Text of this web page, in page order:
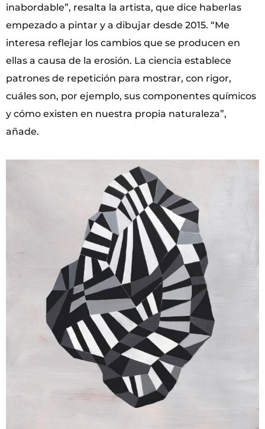
inabordable”, resalta la artista, que dice haberlas
empezado a pintar y a dibujar desde 2015. “Me
interesa reflejar los cambios que se producen en
ellas a causa de la erosión. La ciencia establece
patrones de repetición para mostrar, con rigor,
cuáles son, por ejemplo, sus componentes químicos
y cómo existen en nuestra propia naturaleza”,
añade.